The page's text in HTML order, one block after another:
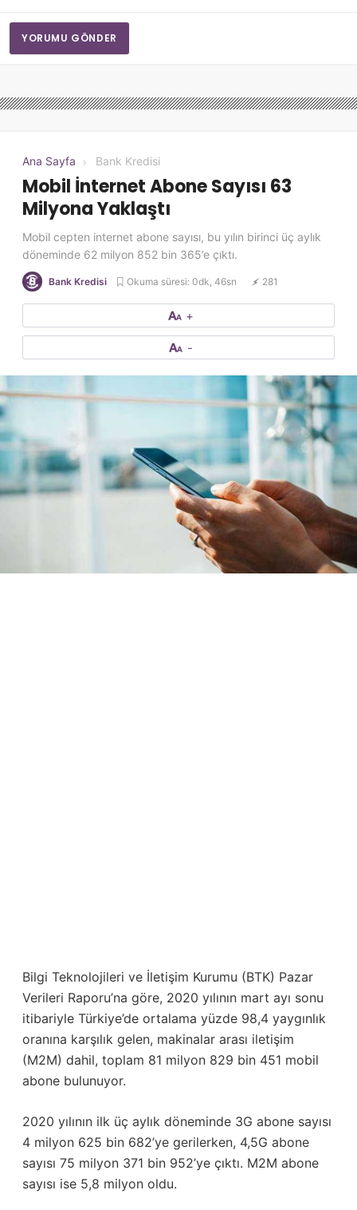
YORUMU GÖNDER
Ana Sayfa Bank Kredisi
Mobil İnternet Abone Sayısı 63
Milyona Yaklaştı
Mobil cepten internet abone sayısı, bu yılın birinci üç aylık
döneminde 62 milyon 852 bin 365’e çıktı.
Bank Kredisi Okuma süresi: 0dk, 46sn 281
+
-
Bilgi Teknolojileri ve İletişim Kurumu (BTK) Pazar
Verileri Raporu’na göre, 2020 yılının mart ayı sonu
itibariyle Türkiye’de ortalama yüzde 98,4 yaygınlık
oranına karşılık gelen, makinalar arası iletişim
(M2M) dahil, toplam 81 milyon 829 bin 451 mobil
abone bulunuyor.
2020 yılının ilk üç aylık döneminde 3G abone sayısı
4 milyon 625 bin 682’ye gerilerken, 4,5G abone
sayısı 75 milyon 371 bin 952’ye çıktı. M2M abone
sayısı ise 5,8 milyon oldu.